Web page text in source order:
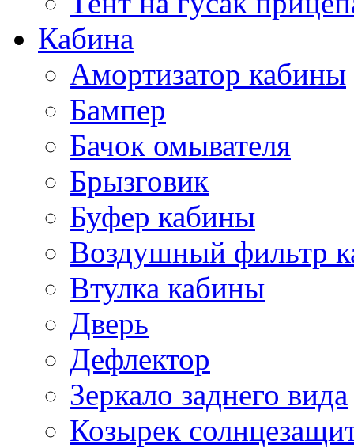
Кабина
Амортизатор кабины
Бампер
Бачок омывателя
Брызговик
Буфер кабины
Воздушный фильтр
Втулка кабины
Дверь
Дефлектор
Зеркало заднего вида
Козырек